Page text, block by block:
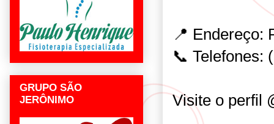
📍 Endereço:
📞 Telefones:
Visite o perfil
GRUPO SÃO
JERÔNIMO